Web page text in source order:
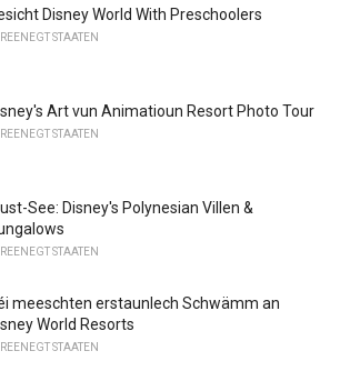
Disney World With Preschoolers
STAATEN
Art vun Animatioun Resort Photo Tour
STAATEN
See: Disney's Polynesian Villen &
STAATEN
meeschten erstaunlech Schwämm an
World Resorts
STAATEN